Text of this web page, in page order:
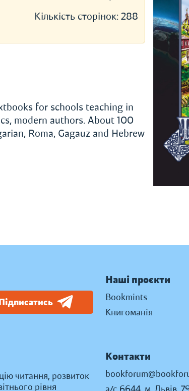
Кількість сторінок: 288
for schools teaching in
modern authors. About 100
Roma, Gagauz and Hebrew
читання, розвиток
рівня
Наші проєкти
Bookmints
Книгоманія
Контакти